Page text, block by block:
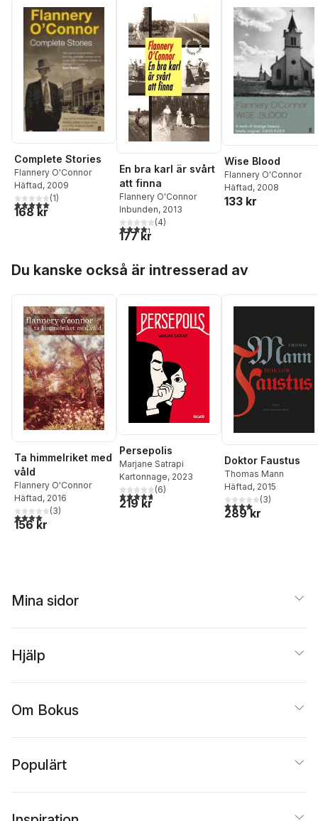
Complete Stories
Flannery O'Connor
Häftad, 2009
5,0utav 5 stjärnor. Totalt antal röster:
(1)
168 kr
En bra karl är svårt
att finna
Flannery O'Connor
Inbunden, 2013
4,3utav 5 stjärnor. Totalt antal röster:
(4)
177 kr
Wise Blood
Flannery O'Connor
Häftad, 2008
133 kr
Du kanske också är intresserad av
Ta himmelriket med
våld
Flannery O'Connor
Häftad, 2016
4,0utav 5 stjärnor. Totalt antal röster:
(3)
156 kr
Persepolis
Marjane Satrapi
Kartonnage, 2023
4,7utav 5 stjärnor. Totalt antal röster:
(6)
219 kr
Doktor Faustus
Thomas Mann
Häftad, 2015
4,0utav 5 stjärnor.
(3)
289 kr
Mina sidor
Hjälp
Om Bokus
Populärt